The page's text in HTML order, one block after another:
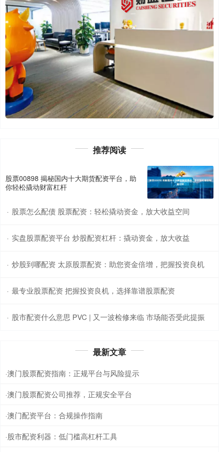
推荐阅读
股票00898 揭秘国内十大期货配资平台，助
你轻松撬动财富杠杆
· 股票怎么配债 股票配资：轻松撬动资金，放大收益空间
· 实盘股票配资平台 炒股配资杠杆：撬动资金，放大收益
· 炒股到哪配资 太原股票配资：助您资金倍增，把握投资良机
· 最专业股票配资 把握投资良机，选择靠谱股票配资
· 股市配资什么意思 PVC | 又一波检修来临 市场能否受此提振
最新文章
·澳门股票配资指南：正规平台与风险提示
·澳门股票配资公司推荐，正规安全平台
·澳门配资平台：合规操作指南
·股市配资利器：低门槛高杠杆工具